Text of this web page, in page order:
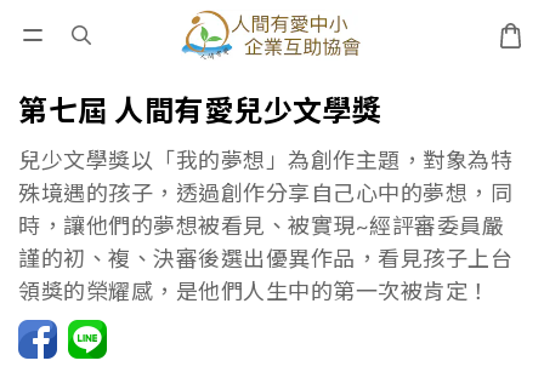
第七屆 人間有愛兒少文學獎
兒少文學獎以「我的夢想」為創作主題，對象為特
殊境遇的孩子，透過創作分享自己心中的夢想，同
時，讓他們的夢想被看見、被實現~經評審委員嚴
謹的初、複、決審後選出優異作品，看見孩子上台
領獎的榮耀感，是他們人生中的第一次被肯定！